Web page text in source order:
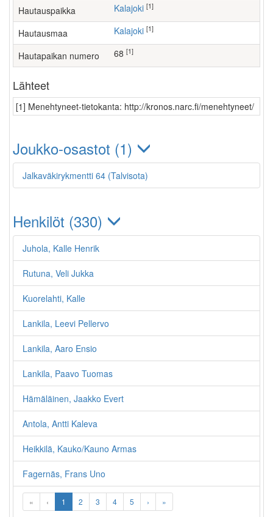
Hautauspaikka Kalajoki [1]
Hautausmaa Kalajoki [1]
Hautapaikan numero 68 [1]
Lähteet
[1] Menehtyneet-tietokanta: http://kronos.narc.fi/menehtyneet/
Joukko-osastot (1)
Jalkaväkirykmentti 64 (Talvisota)
Henkilöt (330)
Juhola, Kalle Henrik
Rutuna, Veli Jukka
Kuorelahti, Kalle
Lankila, Leevi Pellervo
Lankila, Aaro Ensio
Lankila, Paavo Tuomas
Hämäläinen, Jaakko Evert
Antola, Antti Kaleva
Heikkilä, Kauko/Kauno Armas
Fagernäs, Frans Uno
« ‹ 1 2 3 4 5 › »